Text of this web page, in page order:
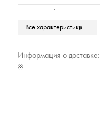
Плотность г/м2
Марка
Страна происхождения
Все характеристики
Информация о доставке: